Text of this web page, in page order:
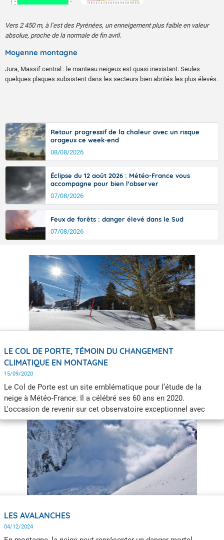
Vers 2 450 m, à l’est des Pyrénées, un enneigement plus faible en valeur
absolue, proche de la normale de fin avril.
Moyenne montagne
Jura, Massif central : le manteau neigeux est quasi inexistant. Seules
quelques plaques subsistent dans les secteurs bien abrités les plus élevés.
Retour progressif de la chaleur avec un risque
orageux ce week-end
08/08/2026
Éclipse du 12 août 2026 : Météo-France vous
accompagne pour bien l'observer
07/08/2026
Feux de forêts : danger élevé dans le Sud
07/08/2026
LE COL DE PORTE, TÉMOIN DU CHANGEMENT
CLIMATIQUE EN MONTAGNE
15/09/2020
Le Col de Porte est un site emblématique pour l’étude de la
neige à Météo-France. Il a célébré ses 60 ans en 2020.
L'occasion de revenir sur cet observatoire exceptionnel avec
Yves Lejeune, chercheur, spécialiste de l’étude de la neige
(nivologue) au Centre d’étude de la neige (Météo-France - CNRS)
depuis 1993, et Samuel Morin, chercheur, spécialiste de l’étude
de la neige, responsable du Centre d'étude de la neige.
LES AVALANCHES
04/12/2024